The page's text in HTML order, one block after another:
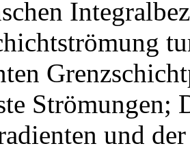
Strömungen;
und